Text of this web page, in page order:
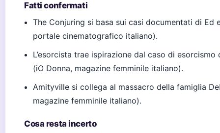
Fatti confermati
The Conjuring si basa sui casi documentati di Ed
portale cinematografico italiano).
L’esorcista trae ispirazione dal caso di
(iO Donna, magazine femminile italiano).
Amityville si collega al massacro della famiglia
magazine femminile italiano).
Cosa resta incerto